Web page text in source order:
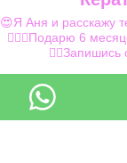
😍Я Аня и расскажу
💆🏼‍♀️Подарю 6